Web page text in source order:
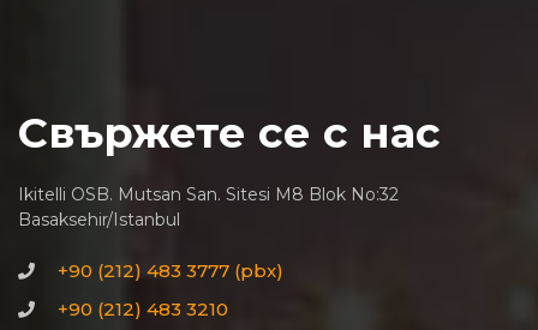
Свържете се с нас
Ikitelli OSB. Mutsan San. Sitesi M8 Blok No:32
Basaksehir/Istanbul
+90 (212) 483 3777 (pbx)
+90 (212) 483 3210